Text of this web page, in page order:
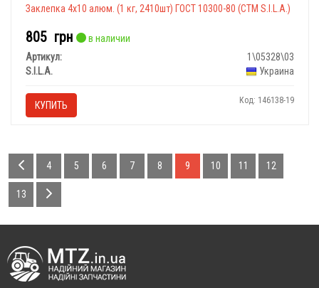
Заклепка 4х10 алюм. (1 кг, 2410шт) ГОСТ 10300-80 (СТМ S.I.L.A.)
805 грн
в наличии
Артикул:
1\05328\03
S.I.L.A.
Украина
КУПИТЬ Код: 146138-19
4 5 6 7 8 9 10 11 12
13